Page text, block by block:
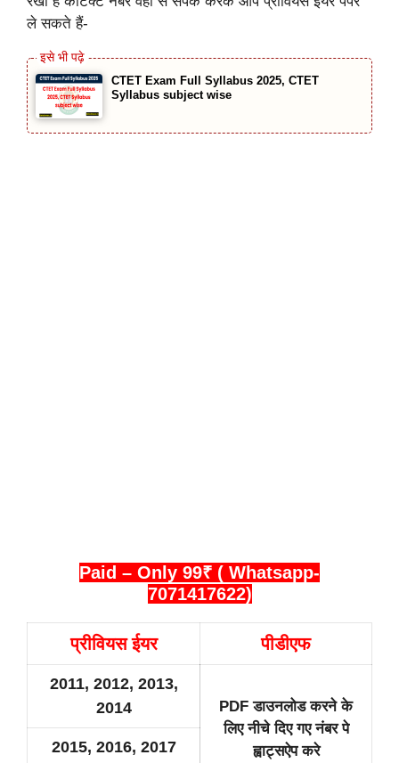
ले सकते हैं-
CTET Exam Full Syllabus 2025, CTET
Syllabus subject wise
Paid – Only 99₹ ( Whatsapp-
7071417622)
प्रीवियस ईयर पीडीएफ
2011, 2012, 2013,
2014
PDF डाउनलोड करने के
लिए नीचे दिए गए नंबर पे
ह्वाट्सऐप करे
2015, 2016, 2017